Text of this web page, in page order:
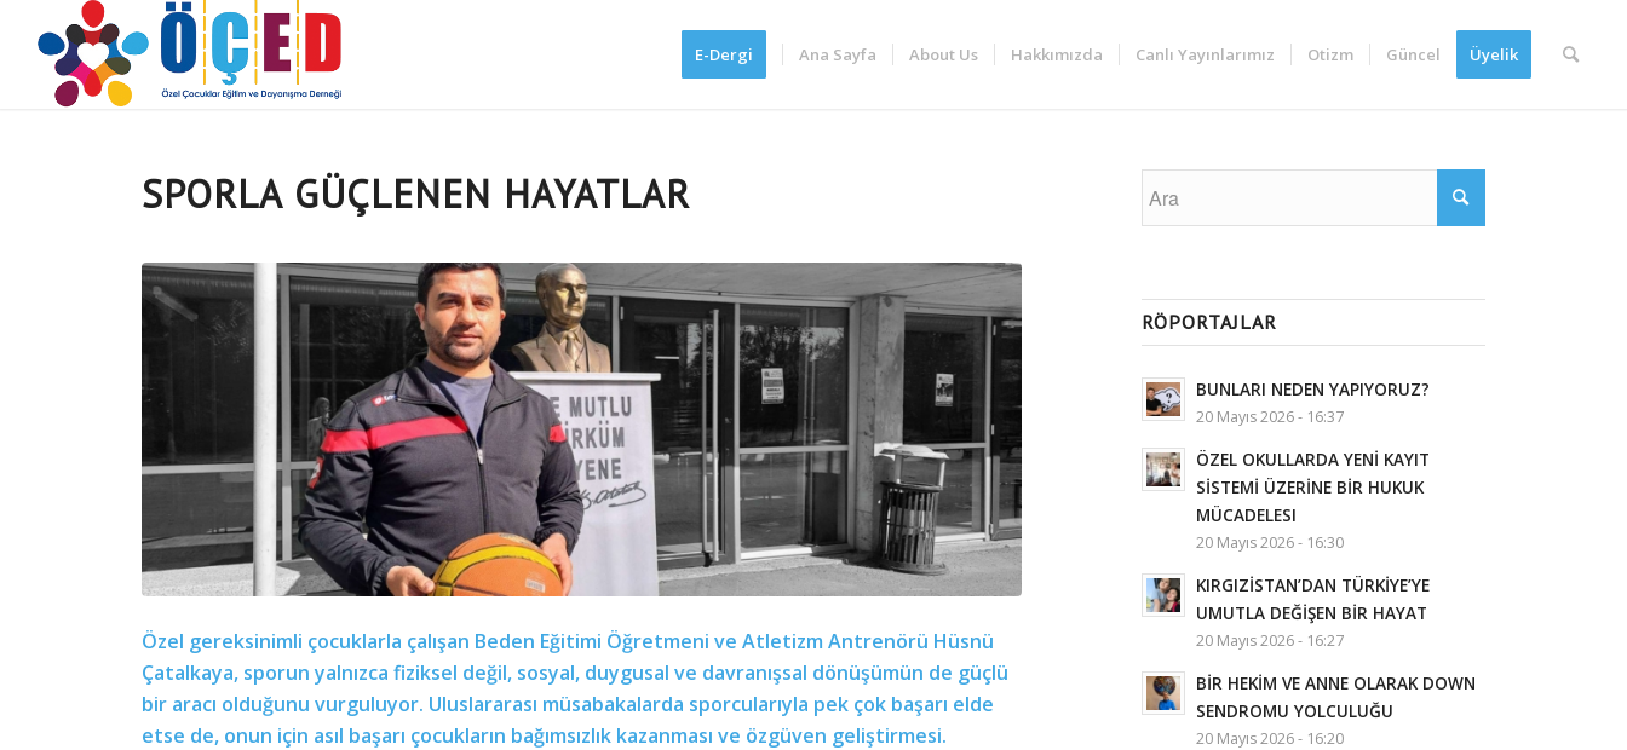
E-Dergi Ana Sayfa About Us Hakkımızda Canlı Yayınlarımız Otizm Güncel Üyelik
SPORLA GÜÇLENEN HAYATLAR
Özel gereksinimli çocuklarla çalışan Beden Eğitimi Öğretmeni ve Atletizm Antrenörü Hüsnü
Çatalkaya, sporun yalnızca fiziksel değil, sosyal, duygusal ve davranışsal dönüşümün de güçlü
bir aracı olduğunu vurguluyor. Uluslararası müsabakalarda sporcularıyla pek çok başarı elde
etse de, onun için asıl başarı çocukların bağımsızlık kazanması ve özgüven geliştirmesi.
RÖPORTAJLAR
BUNLARI NEDEN YAPIYORUZ?
20 Mayıs 2026 - 16:37
ÖZEL OKULLARDA YENİ KAYIT
SİSTEMİ ÜZERİNE BİR HUKUK
MÜCADELESI
20 Mayıs 2026 - 16:30
KIRGIZİSTAN’DAN TÜRKİYE’YE
UMUTLA DEĞİŞEN BİR HAYAT
20 Mayıs 2026 - 16:27
BİR HEKİM VE ANNE OLARAK DOWN
SENDROMU YOLCULUĞU
20 Mayıs 2026 - 16:20